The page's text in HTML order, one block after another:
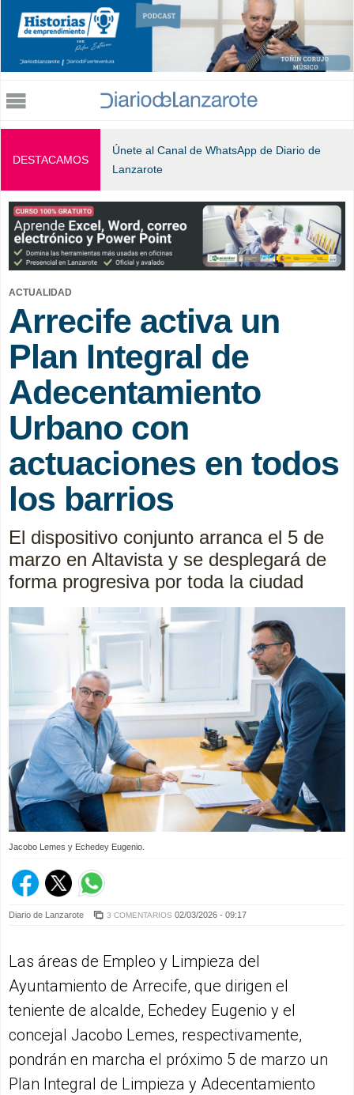
Jump to navigation
DESTACAMOS
Únete al Canal de WhatsApp de Diario de
Lanzarote
ACTUALIDAD
Arrecife activa un
Plan Integral de
Adecentamiento
Urbano con
actuaciones en todos
los barrios
El dispositivo conjunto arranca el 5 de
marzo en Altavista y se desplegará de
forma progresiva por toda la ciudad
Jacobo Lemes y Echedey Eugenio.
Diario de Lanzarote 3 COMENTARIOS 02/03/2026 - 09:17
Las áreas de Empleo y Limpieza del
Ayuntamiento de Arrecife, que dirigen el
teniente de alcalde, Echedey Eugenio y el
concejal Jacobo Lemes, respectivamente,
pondrán en marcha el próximo 5 de marzo un
Plan Integral de Limpieza y Adecentamiento